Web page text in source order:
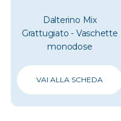
Dalterino Mix
Grattugiato - Vaschette
monodose
VAI ALLA SCHEDA